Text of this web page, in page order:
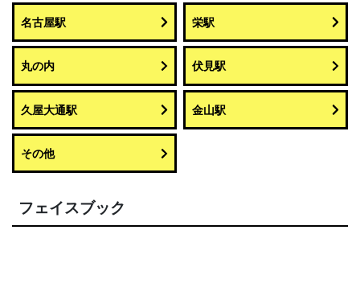
名古屋駅 栄駅
丸の内 伏見駅
久屋大通駅 金山駅
その他
フェイスブック